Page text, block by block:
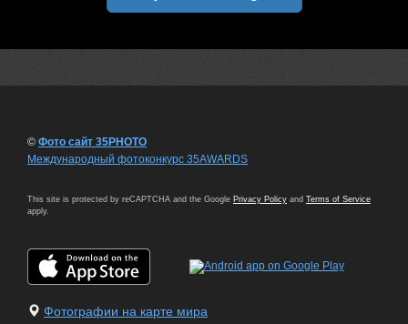
© Фото сайт 35PHOTO
Международный фотоконкурс 35AWARDS
This site is protected by reCAPTCHA and the Google Privacy Policy and Terms of Service
apply.
Фотографии на карте мира